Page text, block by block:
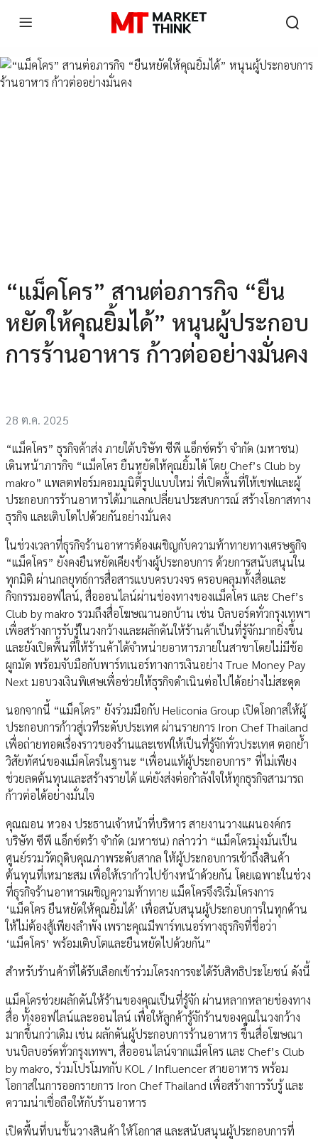
“แม็คโคร” สานต่อภารกิจ “ยืน
หยัดให้คุณยิ้มได้” หนุนผู้ประกอบ
การร้านอาหาร ก้าวต่ออย่างมั่นคง
28 ต.ค. 2025
“แม็คโคร” ธุรกิจค้าส่ง ภายใต้บริษัท ซีพี แอ็กซ์ตร้า จำกัด (มหาชน)
เดินหน้าภารกิจ “แม็คโคร ยืนหยัดให้คุณยิ้มได้ โดย Chef’s Club by
makro” แพลตฟอร์มคอมมูนิตี้รูปแบบใหม่ ที่เปิดพื้นที่ให้เชฟและผู้
ประกอบการร้านอาหารได้มาแลกเปลี่ยนประสบการณ์ สร้างโอกาสทาง
ธุรกิจ และเติบโตไปด้วยกันอย่างมั่นคง
ในช่วงเวลาที่ธุรกิจร้านอาหารต้องเผชิญกับความท้าทายทางเศรษฐกิจ
“แม็คโคร” ยังคงยืนหยัดเคียงข้างผู้ประกอบการ ด้วยการสนับสนุนใน
ทุกมิติ ผ่านกลยุทธ์การสื่อสารแบบครบวงจร ครอบคลุมทั้งสื่อและ
กิจกรรมออฟไลน์, สื่อออนไลน์ผ่านช่องทางของแม็คโคร และ Chef’s
Club by makro รวมถึงสื่อโฆษณานอกบ้าน เช่น บิลบอร์ดทั่วกรุงเทพฯ
เพื่อสร้างการรับรู้ในวงกว้างและผลักดันให้ร้านค้าเป็นที่รู้จักมากยิ่งขึ้น
และยังเปิดพื้นที่ให้ร้านค้าได้จำหน่ายอาหารภายในสาขาโดยไม่มีข้อ
ผูกมัด พร้อมจับมือกับพาร์ทเนอร์ทางการเงินอย่าง True Money Pay
Next มอบวงเงินพิเศษเพื่อช่วยให้ธุรกิจดำเนินต่อไปได้อย่างไม่สะดุด
นอกจากนี้ “แม็คโคร” ยังร่วมมือกับ Heliconia Group เปิดโอกาสให้ผู้
ประกอบการก้าวสู่เวทีระดับประเทศ ผ่านรายการ Iron Chef Thailand
เพื่อถ่ายทอดเรื่องราวของร้านและเชฟให้เป็นที่รู้จักทั่วประเทศ ตอกย้ำ
วิสัยทัศน์ของแม็คโครในฐานะ “เพื่อนแท้ผู้ประกอบการ” ที่ไม่เพียง
ช่วยลดต้นทุนและสร้างรายได้ แต่ยังส่งต่อกำลังใจให้ทุกธุรกิจสามารถ
ก้าวต่อได้อย่างมั่นใจ
คุณฌอน หวอง ประธานเจ้าหน้าที่บริหาร สายงานวางแผนองค์กร
บริษัท ซีพี แอ็กซ์ตร้า จำกัด (มหาชน) กล่าวว่า “แม็คโครมุ่งมั่นเป็น
ศูนย์รวมวัตถุดิบคุณภาพระดับสากล ให้ผู้ประกอบการเข้าถึงสินค้า
ต้นทุนที่เหมาะสม เพื่อให้เราก้าวไปข้างหน้าด้วยกัน โดยเฉพาะในช่วง
ที่ธุรกิจร้านอาหารเผชิญความท้าทาย แม็คโครจึงริเริ่มโครงการ
‘แม็คโคร ยืนหยัดให้คุณยิ้มได้’ เพื่อสนับสนุนผู้ประกอบการในทุกด้าน
ให้ไม่ต้องสู้เพียงลำพัง เพราะคุณมีพาร์ทเนอร์ทางธุรกิจที่ชื่อว่า
‘แม็คโคร’ พร้อมเติบโตและยืนหยัดไปด้วยกัน”
สำหรับร้านค้าที่ได้รับเลือกเข้าร่วมโครงการจะได้รับสิทธิประโยชน์ ดังนี้
แม็คโครช่วยผลักดันให้ร้านของคุณเป็นที่รู้จัก ผ่านหลากหลายช่องทาง
สื่อ ทั้งออฟไลน์และออนไลน์ เพื่อให้ลูกค้ารู้จักร้านของคุณในวงกว้าง
มากขึ้นกว่าเดิม เช่น ผลักดันผู้ประกอบการร้านอาหาร ขึ้นสื่อโฆษณา
บนบิลบอร์ดทั่วกรุงเทพฯ, สื่อออนไลน์จากแม็คโคร และ Chef’s Club
by makro, ร่วมโปรโมทกับ KOL / Influencer สายอาหาร พร้อม
โอกาสในการออกรายการ Iron Chef Thailand เพื่อสร้างการรับรู้ และ
ความน่าเชื่อถือให้กับร้านอาหาร
เปิดพื้นที่บนชั้นวางสินค้า ให้โอกาส และสนับสนุนผู้ประกอบการที่